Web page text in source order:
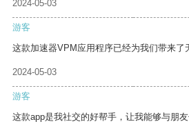
2024-05-03
游客
这款加速器VPM应用程序已经为我们带来了
2024-05-03
游客
这款app是我社交的好帮手，让我能够与朋